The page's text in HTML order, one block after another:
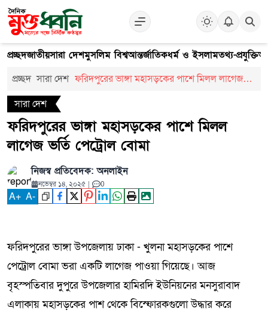
প্রচ্ছদজাতীয়সারা দেশমুসলিম বিশ্বআন্তর্জাতিকধর্ম ও ইসলামতথ্য-প্রযুক্তি
প্রচ্ছদ সারা দেশ ফরিদপুরের ভাঙ্গা মহাসড়কের পাশে মিলল লাগেজ
সারা দেশ
ফরিদপুরের ভাঙ্গা মহাসড়কের পাশে মিলল
লাগেজ ভর্তি পেট্রোল বোমা
নিজস্ব প্রতিবেদক: অনলাইন
নভেম্বর ১৪, ২০২৫ | 0
A+ A-
ফরিদপুরের ভাঙ্গা উপজেলায় ঢাকা - খুলনা মহাসড়কের পাশে
পেট্রোল বোমা ভরা একটি লাগেজ পাওয়া গিয়েছে। আজ
বৃহস্পতিবার দুপুরে উপজেলার হামিরদি ইউনিয়নের মনসুরাবাদ
এলাকায় মহাসড়কের পাশ থেকে বিস্ফোরকগুলো উদ্ধার করে